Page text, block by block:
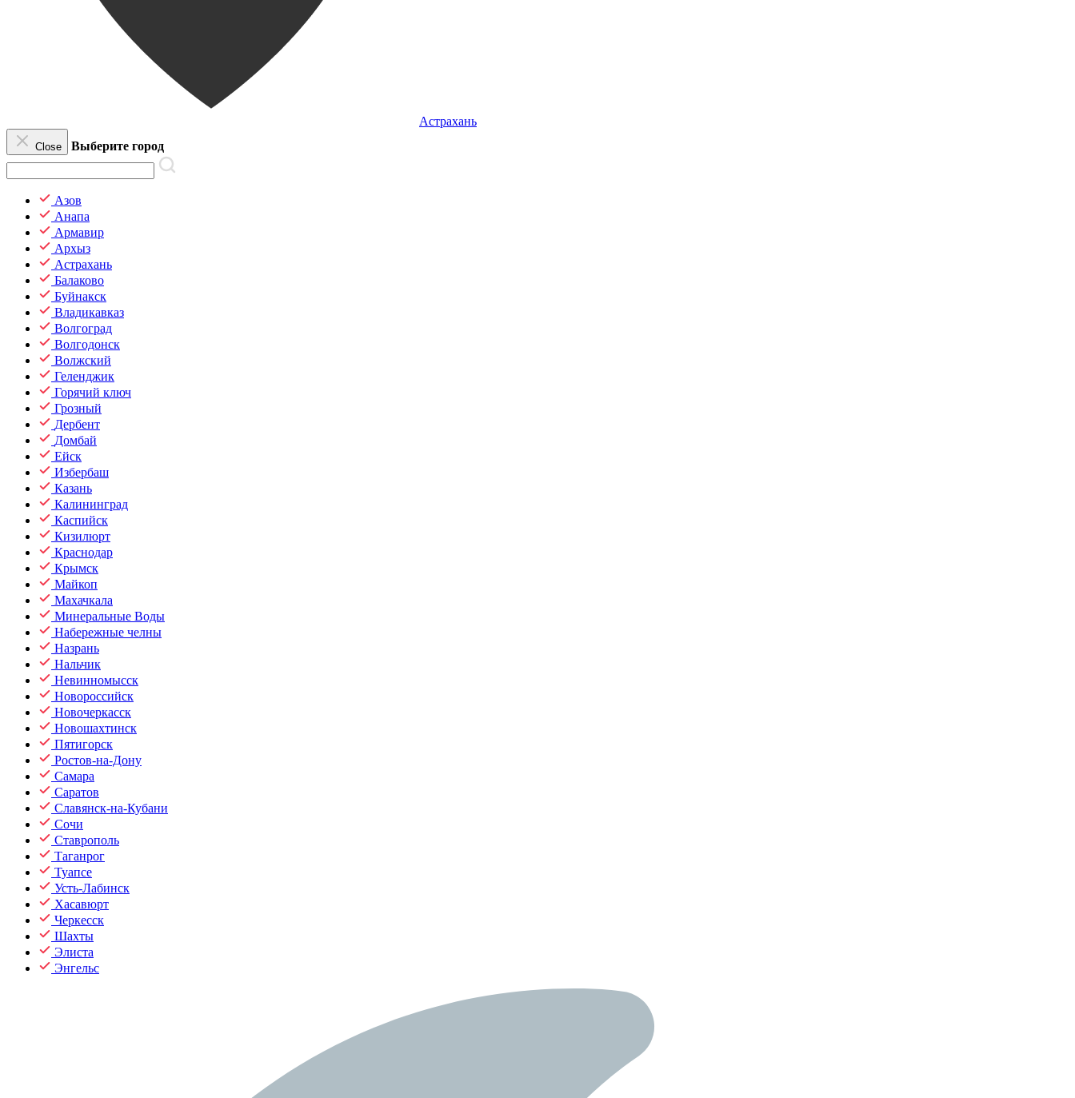
Астрахань
Close Выберите город
Азов
Анапа
Армавир
Архыз
Астрахань
Балаково
Буйнакск
Владикавказ
Волгоград
Волгодонск
Волжский
Геленджик
Горячий ключ
Грозный
Дербент
Домбай
Ейск
Избербаш
Казань
Калининград
Каспийск
Кизилюрт
Краснодар
Крымск
Майкоп
Махачкала
Минеральные Воды
Набережные челны
Назрань
Нальчик
Невинномысск
Новороссийск
Новочеркасск
Новошахтинск
Пятигорск
Ростов-на-Дону
Самара
Саратов
Славянск-на-Кубани
Сочи
Ставрополь
Таганрог
Туапсе
Усть-Лабинск
Хасавюрт
Черкесск
Шахты
Элиста
Энгельс